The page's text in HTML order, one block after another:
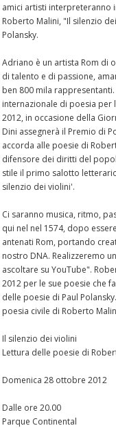
amici artisti interpreteranno
Roberto Malini, "Il silenzio
Polansky.
Adriano è un artista Rom di
di talento e di passione,
ben 800 mila
internazionale di poesia per
2012, in occasione della
Dini assegnerà il Premio di
accorda alle poesie di
difensore dei diritti del
stile il primo salotto
silenzio dei violini'.
Ci saranno musica, ritmo,
qui nel nel 1574, dopo
antenati Rom, portando
nostro DNA. Realizzeremo
ascoltare su YouTube".
2012 per le sue poesie che
delle poesie di Paul
poesia civile di Roberto
Il silenzio dei violini
Lettura delle poesie di
Domenica 28 ottobre 2012
Dalle ore 20.00
Parque Continental